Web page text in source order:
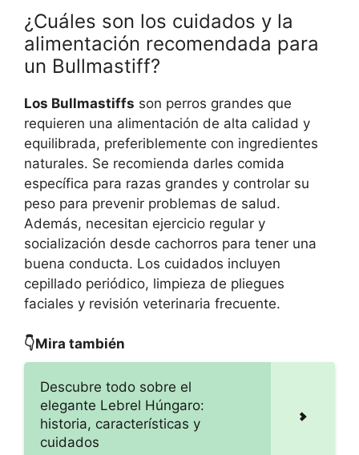
¿Cuáles son los cuidados y la
alimentación recomendada para
un Bullmastiff?
Los Bullmastiffs son perros grandes que
requieren una alimentación de alta calidad y
equilibrada, preferiblemente con ingredientes
naturales. Se recomienda darles comida
específica para razas grandes y controlar su
peso para prevenir problemas de salud.
Además, necesitan ejercicio regular y
socialización desde cachorros para tener una
buena conducta. Los cuidados incluyen
cepillado periódico, limpieza de pliegues
faciales y revisión veterinaria frecuente.
👇Mira también
Descubre todo sobre el
elegante Lebrel Húngaro:
historia, características y
cuidados